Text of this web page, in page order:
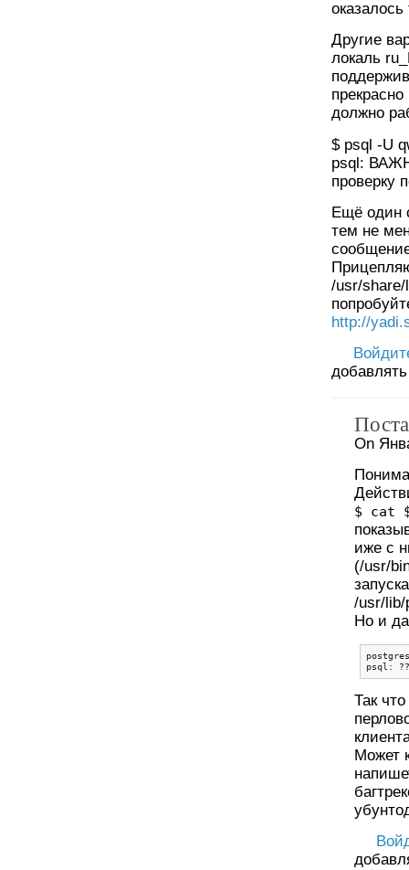
Другие
локаль
должно
$ psql -U
psql:
проверку
Ещё один
тем не
/usr/share/
http://
On
$ cat
иже с
(/usr/
/usr/lib/
Но и
psql:
Так
Может